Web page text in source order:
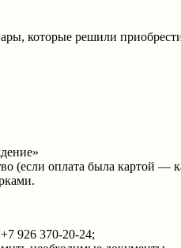
которые решили
(если оплата была картой —
926 370‑20‑24;